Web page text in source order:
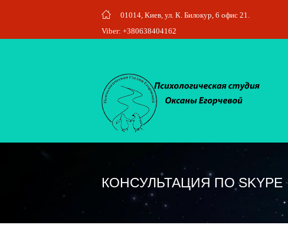
01014, Киев, ул. К. Билокур, 6 офис 21.
Viber: +380638404162
КОНСУЛЬТАЦИЯ ПО SKYPE